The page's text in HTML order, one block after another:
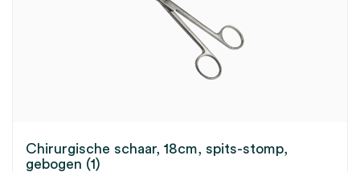
Chirurgische schaar, 18cm, spits-stomp,
gebogen (1)